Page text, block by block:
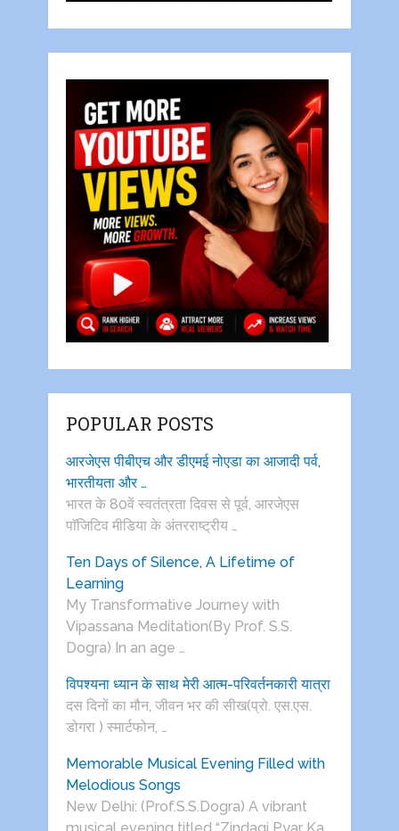
POPULAR POSTS
आरजेएस पीबीएच और डीएमई नोएडा का आजादी पर्व,
भारतीयता और …
भारत के 80वें स्वतंत्रता दिवस से पूर्व, आरजेएस
पाॅजिटिव मीडिया के अंतरराष्ट्रीय …
Ten Days of Silence, A Lifetime of
Learning
My Transformative Journey with
Vipassana Meditation(By Prof. S.S.
Dogra) In an age …
विपश्यना ध्यान के साथ मेरी आत्म-परिवर्तनकारी यात्रा
दस दिनों का मौन, जीवन भर की सीख(प्रो. एस.एस.
डोगरा ) स्मार्टफोन, …
Memorable Musical Evening Filled with
Melodious Songs
New Delhi: (Prof.S.S.Dogra) A vibrant